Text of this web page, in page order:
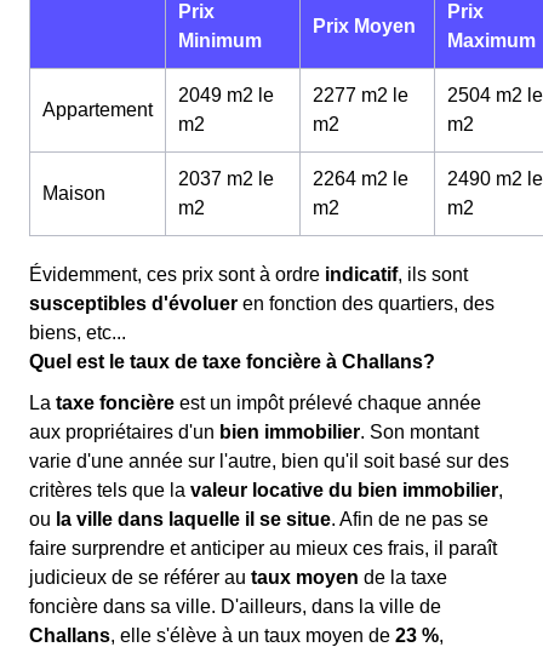
Prix
Minimum
Prix Moyen
Prix
Maximum
Appartement
2049 m2 le
m2
2277 m2 le
m2
2504 m2 le
m2
Maison
2037 m2 le
m2
2264 m2 le
m2
2490 m2 le
m2
Évidemment, ces prix sont à ordre indicatif, ils sont
susceptibles d'évoluer en fonction des quartiers, des
biens, etc...
Quel est le taux de taxe foncière à Challans?
La taxe foncière est un impôt prélevé chaque année
aux propriétaires d'un bien immobilier. Son montant
varie d'une année sur l'autre, bien qu'il soit basé sur des
critères tels que la valeur locative du bien immobilier,
ou la ville dans laquelle il se situe. Afin de ne pas se
faire surprendre et anticiper au mieux ces frais, il paraît
judicieux de se référer au taux moyen de la taxe
foncière dans sa ville. D'ailleurs, dans la ville de
Challans, elle s'élève à un taux moyen de 23 %,